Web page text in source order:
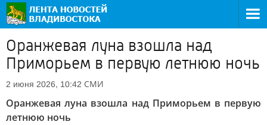
Оранжевая луна взошла над
Приморьем в первую летнюю ночь
2 июня 2026, 10:42 СМИ
Оранжевая луна взошла над Приморьем в первую
летнюю ночь